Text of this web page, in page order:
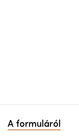
A formuláról